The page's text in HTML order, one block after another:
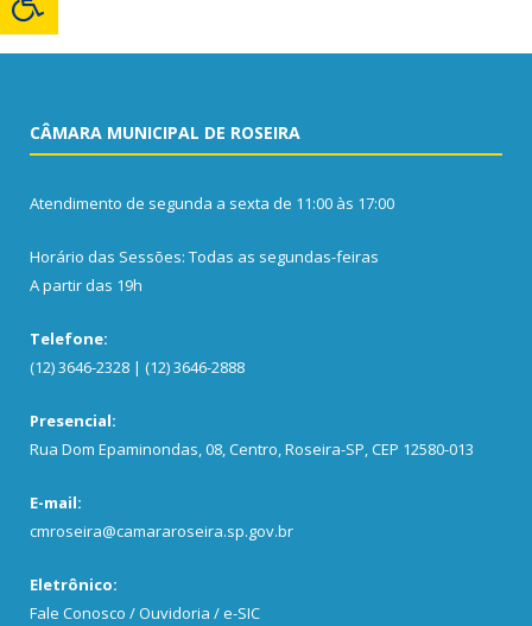
CÂMARA MUNICIPAL DE ROSEIRA
Atendimento de segunda a sexta de 11:00 às 17:00
Horário das Sessões: Todas as segundas-feiras
A partir das 19h
Telefone:
(12) 3646-2328 | (12) 3646-2888
Presencial:
Rua Dom Epaminondas, 08, Centro, Roseira-SP, CEP 12580-013
E-mail:
cmroseira@camararoseira.sp.gov.br
Eletrônico:
Fale Conosco / Ouvidoria / e-SIC